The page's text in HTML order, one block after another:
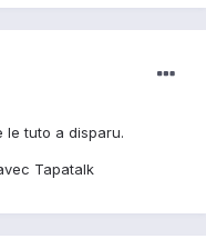
le tuto a disparu.
Tapatalk